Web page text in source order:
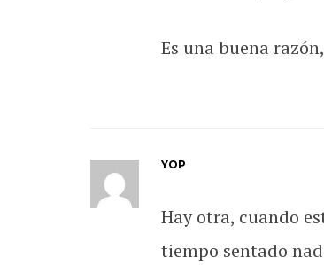
Es una buena
YOP
Hay otra, cuando
tiempo sentado